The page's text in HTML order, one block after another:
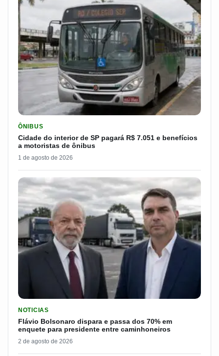
ÔNIBUS
Cidade do interior de SP pagará R$ 7.051 e benefícios
a motoristas de ônibus
1 de agosto de 2026
NOTICIAS
Flávio Bolsonaro dispara e passa dos 70% em
enquete para presidente entre caminhoneiros
2 de agosto de 2026